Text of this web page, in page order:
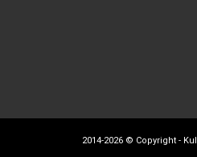
2014-2026 © Copyright -